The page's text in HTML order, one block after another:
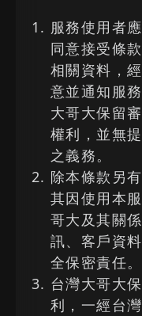
服務使用者
同意接受條
相關資料，
意並通知服
大哥大保留
權利，並無
之義務。
除本條款另
其因使用本
哥大及其關
訊、客戶資
全保密責任。
台灣大哥大
利，一經台